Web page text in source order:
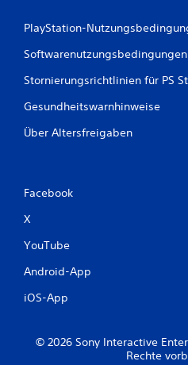
PlayStation-
Softwarenutzungsbedingungen
Stornierungsrichtlinien für PS
Gesundheitswarnhinweise
Über Altersfreigaben
Facebook
X
YouTube
Android-App
iOS-App
© 2026 Sony Interactive
Rechte